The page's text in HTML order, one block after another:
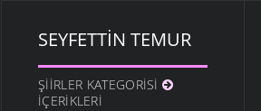
SEYFETTIN TEMUR
ŞIIRLER KATEGORISI
İÇERIKLERI